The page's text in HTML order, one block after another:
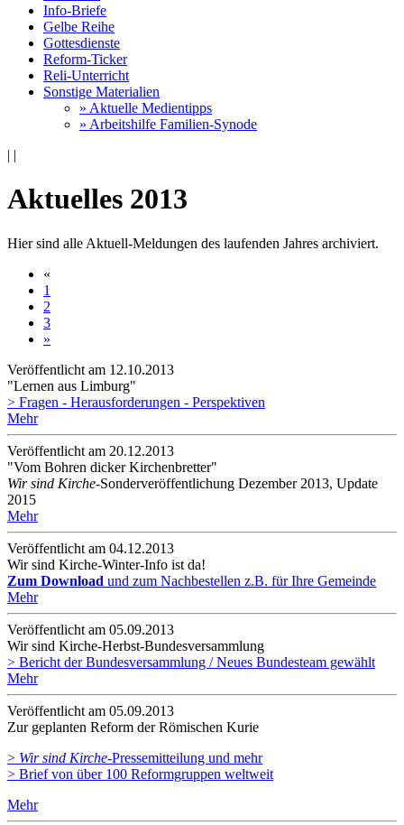
Info-Briefe
Gelbe Reihe
Gottesdienste
Reform-Ticker
Reli-Unterricht
Sonstige Materialien
» Aktuelle Medientipps
» Arbeitshilfe Familien-Synode
| |
Aktuelles 2013
Hier sind alle Aktuell-Meldungen des laufenden Jahres archiviert.
«
1
2
3
»
Veröffentlicht am 12­.10.2013
"Lernen aus Limburg"
> Fragen - Herausforderungen - Perspektiven
Mehr
Veröffentlicht am 20­.12.2013
"Vom Bohren dicker Kirchenbretter"
Wir sind Kirche-Sonderveröffentlichung Dezember 2013, Update
2015
Mehr
Veröffentlicht am 04­.12.2013
Wir sind Kirche-Winter-Info ist da!
Zum Download und zum Nachbestellen z.B. für Ihre Gemeinde
Mehr
Veröffentlicht am 05­.09.2013
Wir sind Kirche-Herbst-Bundesversammlung
> Bericht der Bundesversammlung / Neues Bundesteam gewählt
Mehr
Veröffentlicht am 05­.09.2013
Zur geplanten Reform der Römischen Kurie
> Wir sind Kirche-Pressemitteilung und mehr
> Brief von über 100 Reformgruppen weltweit
Mehr